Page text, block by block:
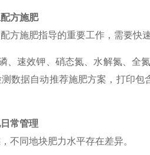
方施肥
方施肥指导的重要工作，需要快
、速效钾、硝态氮、水解氮、
数据自动推荐施肥方案，打印
常管理
不同地块肥力水平存在差异。